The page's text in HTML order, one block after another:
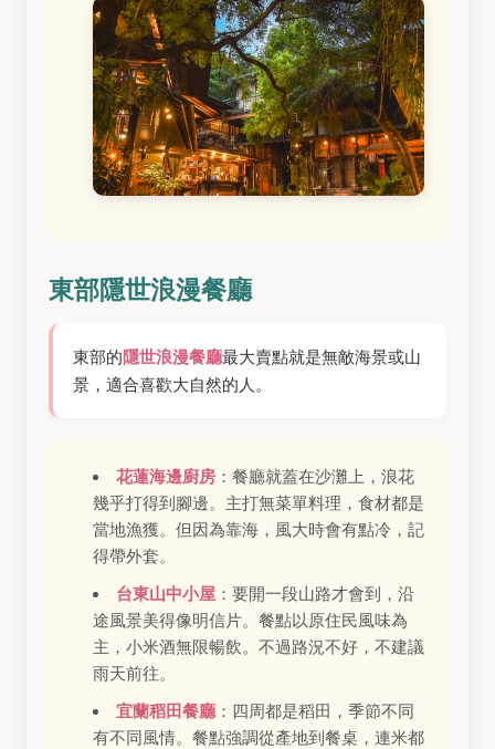
東部隱世浪漫餐廳
東部的隱世浪漫餐廳最大賣點就是無敵海景或山
景，適合喜歡大自然的人。
花蓮海邊廚房 ：餐廳就蓋在沙灘上，浪花
幾乎打得到腳邊。主打無菜單料理，食材都是
當地漁獲。但因為靠海，風大時會有點冷，記
得帶外套。
台東山中小屋 ：要開一段山路才會到，沿
途風景美得像明信片。餐點以原住民風味為
主，小米酒無限暢飲。不過路況不好，不建議
雨天前往。
宜蘭稻田餐廳 ：四周都是稻田，季節不同
有不同風情。餐點強調從產地到餐桌，連米都